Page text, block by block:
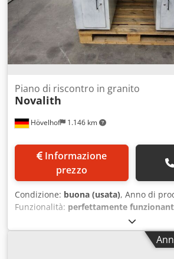
Hövelhof 1.146 km
Piano di riscontro in granito
Novalith
prezzo
Condizione: buona (usata), Anno di
Funzionalità: perfettamente
, lunghezza totale:1.000 mm
855 kg, WAG 894- Qui viene offerta
in pietra dura Novalith. Dimensioni